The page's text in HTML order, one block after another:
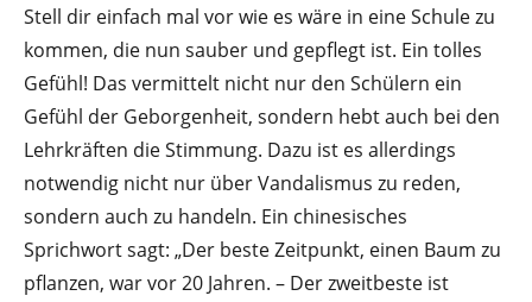
Stell dir einfach mal vor wie es wäre in eine Schule zu
kommen, die nun sauber und gepflegt ist. Ein tolles
Gefühl! Das vermittelt nicht nur den Schülern ein
Gefühl der Geborgenheit, sondern hebt auch bei den
Lehrkräften die Stimmung. Dazu ist es allerdings
notwendig nicht nur über Vandalismus zu reden,
sondern auch zu handeln. Ein chinesisches
Sprichwort sagt: „Der beste Zeitpunkt, einen Baum zu
pflanzen, war vor 20 Jahren. – Der zweitbeste ist